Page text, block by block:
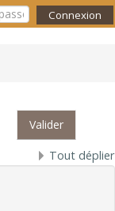
Connexion
Valider
Tout déplier